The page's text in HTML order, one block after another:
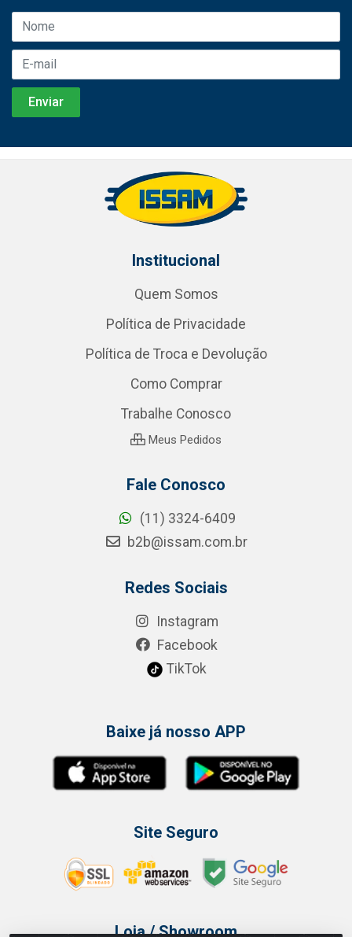
Institucional
Quem Somos
Política de Privacidade
Política de Troca e Devolução
Como Comprar
Trabalhe Conosco
Meus Pedidos
Fale Conosco
(11) 3324-6409
b2b@issam.com.br
Redes Sociais
Instagram
Facebook
TikTok
Baixe já nosso APP
Site Seguro
Loja / Showroom